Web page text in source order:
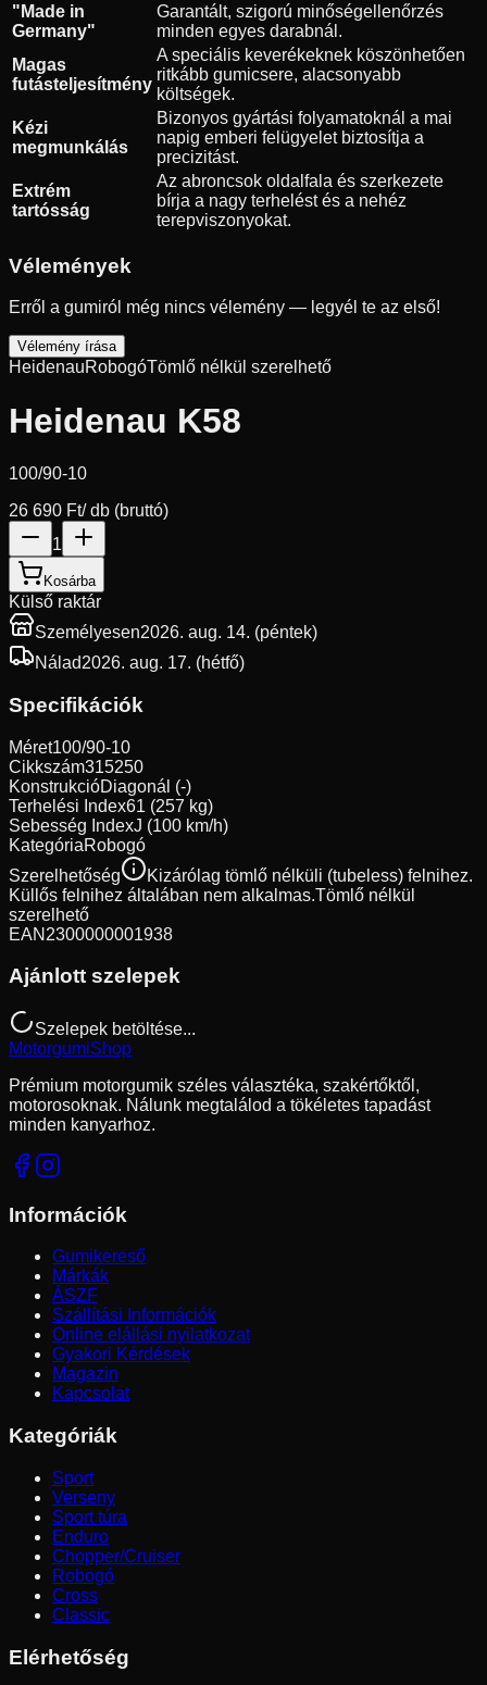
"Made in
Germany"
Garantált, szigorú minőségellenőrzés
minden egyes darabnál.
Magas
futásteljesítmény
A speciális keverékeknek köszönhetően
ritkább gumicsere, alacsonyabb
költségek.
Kézi
megmunkálás
Bizonyos gyártási folyamatoknál a mai
napig emberi felügyelet biztosítja a
precizitást.
Extrém
tartósság
Az abroncsok oldalfala és szerkezete
bírja a nagy terhelést és a nehéz
terepviszonyokat.
Vélemények
Erről a gumiról még nincs vélemény — legyél te az első!
Vélemény írása
HeidenauRobogóTömlő nélkül szerelhető
Heidenau K58
100/90-10
26 690 Ft/ db (bruttó)
1
Kosárba
Külső raktár
Személyesen2026. aug. 14. (péntek)
Nálad2026. aug. 17. (hétfő)
Specifikációk
Méret100/90-10
Cikkszám315250
KonstrukcióDiagonál (-)
Terhelési Index61 (257 kg)
Sebesség IndexJ (100 km/h)
KategóriaRobogó
Szerelhetőség
Kizárólag tömlő nélküli (tubeless) felnihez.
Küllős felnihez általában nem alkalmas.Tömlő nélkül
szerelhető
EAN 2300000001938
Ajánlott szelepek
Szelepek betöltése...
MotorgumiShop
Prémium motorgumik széles választéka, szakértőktől,
motorosoknak. Nálunk megtalálod a tökéletes tapadást
minden kanyarhoz.
Információk
Gumikereső
Márkák
ÁSZF
Szállítási Információk
Online elállási nyilatkozat
Gyakori Kérdések
Magazin
Kapcsolat
Kategóriák
Sport
Verseny
Sport túra
Enduro
Chopper/Cruiser
Robogó
Cross
Classic
Elérhetőség